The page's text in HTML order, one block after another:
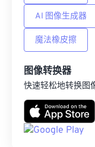
AI 图像生成器
魔法橡皮擦
图像转换器
快速轻松地转换图